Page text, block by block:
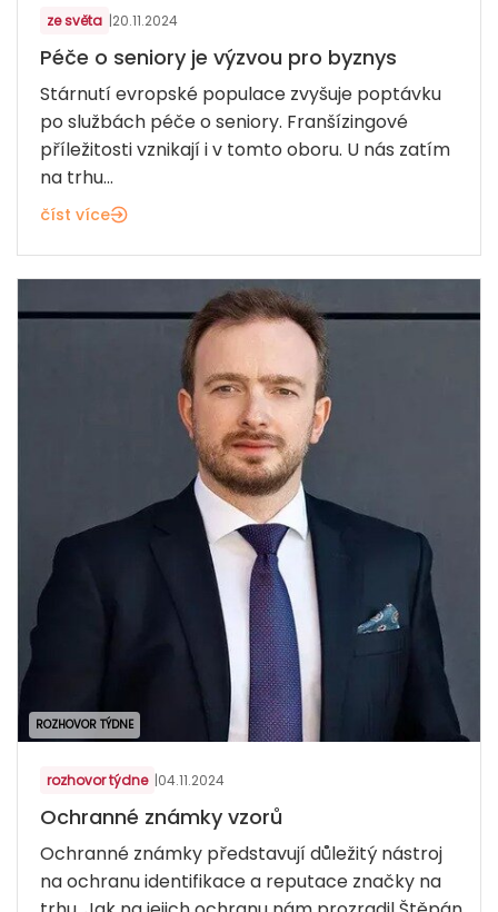
ze světa |20.11.2024
Péče o seniory je výzvou pro byznys
Stárnutí evropské populace zvyšuje poptávku
po službách péče o seniory. Franšízingové
příležitosti vznikají i v tomto oboru. U nás zatím
na trhu...
číst více
ROZHOVOR TÝDNE
rozhovor týdne |04.11.2024
Ochranné známky vzorů
Ochranné známky představují důležitý nástroj
na ochranu identifikace a reputace značky na